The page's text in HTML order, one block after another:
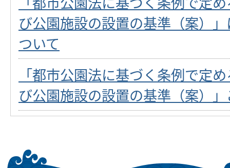
び公園施設の設置の基準（案）
ついて
「都市公園法に基づく条例で定
び公園施設の設置の基準（案）